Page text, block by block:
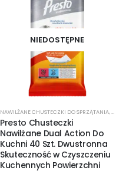
NIEDOSTĘPNE
NAWILŻANE CHUSTECZKI DO SPRZĄTANIA,
Presto Chusteczki
Nawilżane Dual Action Do
Kuchni 40 Szt. Dwustronna
Skuteczność w Czyszczeniu
Kuchennych Powierzchni